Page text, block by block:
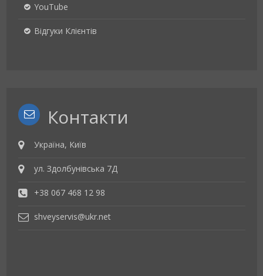
YouTube
Відгуки Клієнтів
Контакти
Україна, Київ
ул. Здолбунівська 7Д
+38 067 468 12 98
shveyservis@ukr.net